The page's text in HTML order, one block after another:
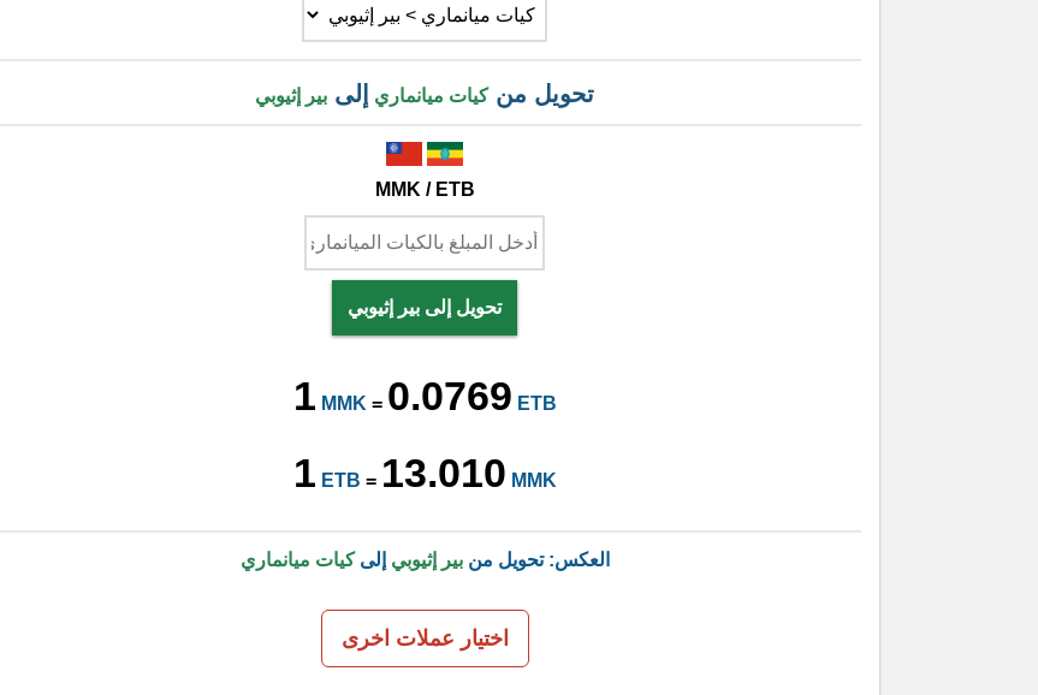
تحويل منكيات ميانماري إلى بير إثيوبي
MMK / ETB
تحويل إلى بير إثيوبي
1 MMK = 0.0769 ETB
1 ETB = 13.010 MMK
العكس: تحويل منبير إثيوبي إلىكيات ميانماري
اختيار عملات اخرى